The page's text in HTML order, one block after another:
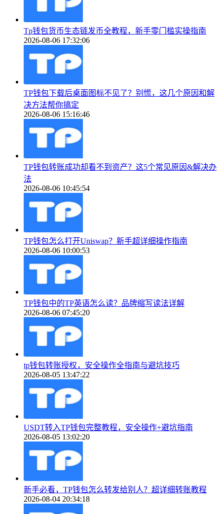
Tp钱包货币生态链发币全教程，新手零门槛实操指南
2026-08-06 17:32:06
TP钱包下载后桌面图标不见了？别慌，这几个原因和解
决方法帮你搞定
2026-08-06 15:16:46
TP钱包转账成功却看不到资产？这5个常见原因&解决办
法
2026-08-06 10:45:54
TP钱包怎么打开Uniswap？新手超详细操作指南
2026-08-06 10:00:53
TP钱包中的TP英语怎么读？品牌缩写读法详解
2026-08-06 07:45:20
tp钱包转账授权，安全操作全指南与避坑技巧
2026-08-05 13:47:22
USDT转入TP钱包完整教程，安全操作+避坑指南
2026-08-05 13:02:20
新手必看，TP钱包怎么转发给别人？超详细转账教程
2026-08-04 20:34:18